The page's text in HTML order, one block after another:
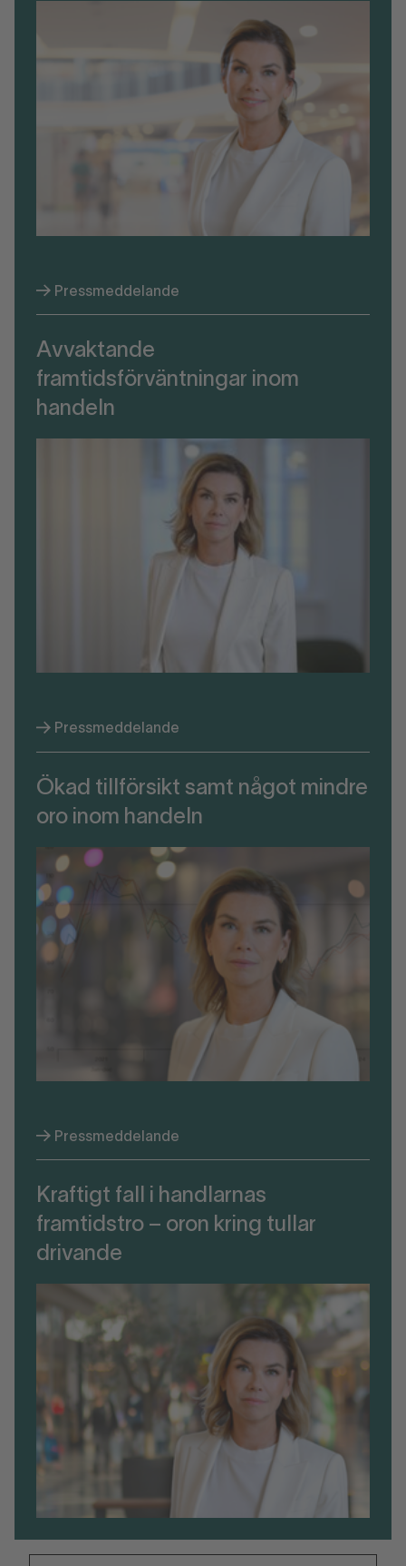
Pressmeddelande
Avvaktande
framtidsförväntningar inom
handeln
Pressmeddelande
Ökad tillförsikt samt något mindre
oro inom handeln
Pressmeddelande
Kraftigt fall i handlarnas
framtidstro – oron kring tullar
drivande